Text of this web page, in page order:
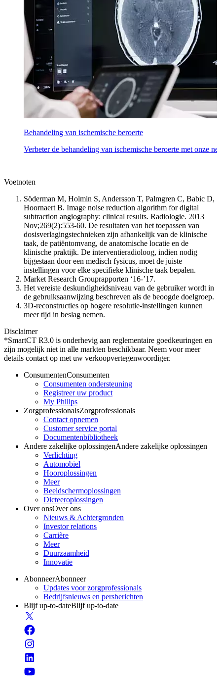
Behandeling van ischemische beroerte
Verbeter de behandeling van ischemische beroerte met onze
Voetnoten
Söderman M, Holmin S, Andersson T, Palmgren C, Babic D,
Hoornaert B. Image noise reduction algorithm for digital
subtraction angiography: clinical results. Radiologie. 2013
Nov;269(2):553-60. De resultaten van het toepassen van
dosisverlagingstechnieken zijn afhankelijk van de klinische
taak, de patiëntomvang, de anatomische locatie en de
klinische praktijk. De interventieradioloog, indien nodig
bijgestaan door een medisch fysicus, moet de juiste
instellingen voor elke specifieke klinische taak bepalen.
Market Research Grouprapporten ‘16-’17.
Het vereiste deskundigheidsniveau van de gebruiker wordt in
de gebruiksaanwijzing beschreven als de beoogde doelgroep.
3D-reconstructies op hogere resolutie-instellingen kunnen
meer tijd in beslag nemen.
Disclaimer
*SmartCT R3.0 is onderhevig aan reglementaire goedkeuringen en
zijn mogelijk niet in alle markten beschikbaar. Neem voor meer
details contact op met uw verkoopvertegenwoordiger.
ConsumentenConsumenten
Consumenten ondersteuning
Registreer uw product
My Philips
ZorgprofessionalsZorgprofessionals
Contact opnemen
Customer service portal
Documentenbibliotheek
Andere zakelijke oplossingenAndere zakelijke oplossingen
Verlichting
Automobiel
Hooroplossingen
Meer
Beeldschermoplossingen
Dicteeroplossingen
Over onsOver ons
Nieuws & Achtergronden
Investor relations
Carrière
Meer
Duurzaamheid
Innovatie
AbonneerAbonneer
Updates voor zorgprofessionals
Bedrijfsnieuws en persberichten
Blijf up-to-dateBlijf up-to-date